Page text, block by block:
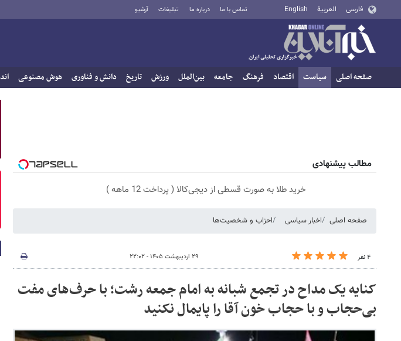
فارسی العربية English تماس با ما درباره ما تبلیغات آرشیو
صفحه اصلی سیاست اقتصاد فرهنگ جامعه بین‌الملل ورزش تاریخ دانش و فناوری هوش مصنوعی
مطالب پیشنهادی
خرید طلا به صورت قسطی از دیجی‌کالا ( پرداخت 12 ماهه )
صفحه اصلی اخبار سیاسی احزاب و شخصیت‌ها
۴ نفر ۲۹ اردیبهشت ۱۴۰۵ - ۲۲:۰۲
کنایه یک مداح در تجمع شبانه به امام جمعه رشت؛ با حرف‌های مفت
بی‌حجاب و با حجاب خون آقا را پایمال نکنید